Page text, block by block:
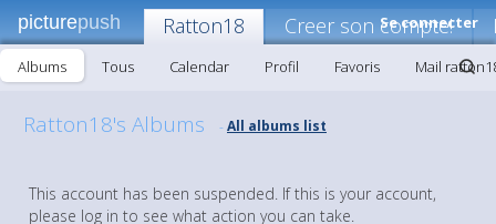
picturepush Se connecter
Ratton18 Creer son compte!
Albums Tous Calendar Profil Favoris Mail
Ratton18's Albums -All albums list
This account has been suspended. If this is your account,
please log in to see what action you can take.